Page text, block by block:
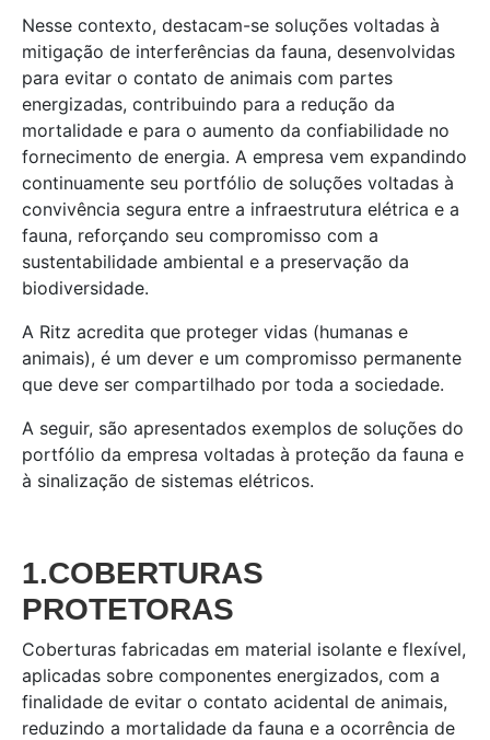
Nesse contexto, destacam-se soluções voltadas à
mitigação de interferências da fauna, desenvolvidas
para evitar o contato de animais com partes
energizadas, contribuindo para a redução da
mortalidade e para o aumento da confiabilidade no
fornecimento de energia. A empresa vem expandindo
continuamente seu portfólio de soluções voltadas à
convivência segura entre a infraestrutura elétrica e a
fauna, reforçando seu compromisso com a
sustentabilidade ambiental e a preservação da
biodiversidade.
A Ritz acredita que proteger vidas (humanas e
animais), é um dever e um compromisso permanente
que deve ser compartilhado por toda a sociedade.
A seguir, são apresentados exemplos de soluções do
portfólio da empresa voltadas à proteção da fauna e
à sinalização de sistemas elétricos.
1.COBERTURAS
PROTETORAS
Coberturas fabricadas em material isolante e flexível,
aplicadas sobre componentes energizados, com a
finalidade de evitar o contato acidental de animais,
reduzindo a mortalidade da fauna e a ocorrência de